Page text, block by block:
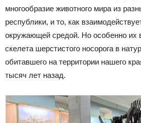
многообразие животного мира из
республики, и то, как
окружающей средой. Но особенно их
скелета шерстистого носорога в
обитавшего на территории нашего
тысяч лет назад.